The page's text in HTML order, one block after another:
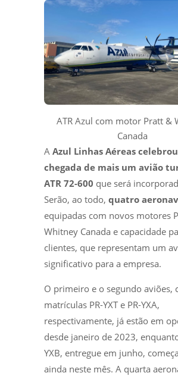
ATR Azul com motor Pratt &
Canada
A Azul Linhas Aéreas
chegada de mais um avião
ATR 72-600 que será
Serão, ao todo, quatro
equipadas com novos motores
Whitney Canada e capacidade
clientes, que representam um
significativo para a empresa.
O primeiro e o segundo aviões,
matrículas PR-YXT e PR-YXA,
respectivamente, já estão em
desde janeiro de 2023,
YXB, entregue em junho,
ainda neste mês. A quarta